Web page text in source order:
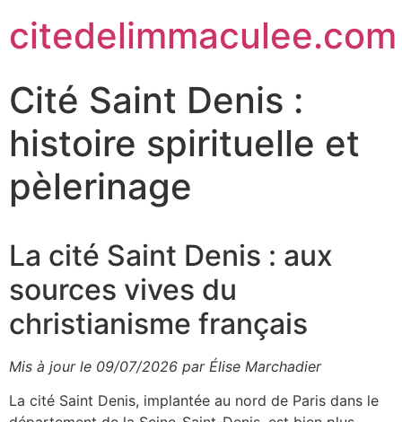
citedelimmaculee.com
Cité Saint Denis :
histoire spirituelle et
pèlerinage
La cité Saint Denis : aux
sources vives du
christianisme français
Mis à jour le 09/07/2026 par Élise Marchadier
La cité Saint Denis, implantée au nord de Paris dans le